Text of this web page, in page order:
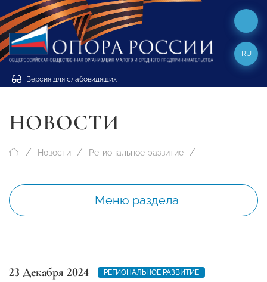
Версия для слабовидящих
RU
НОВОСТИ
Новости Региональное развитие
Меню раздела
23 Декабря 2024
РЕГИОНАЛЬНОЕ РАЗВИТИЕ